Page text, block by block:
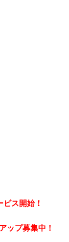
ス開始！
ップ募集中！